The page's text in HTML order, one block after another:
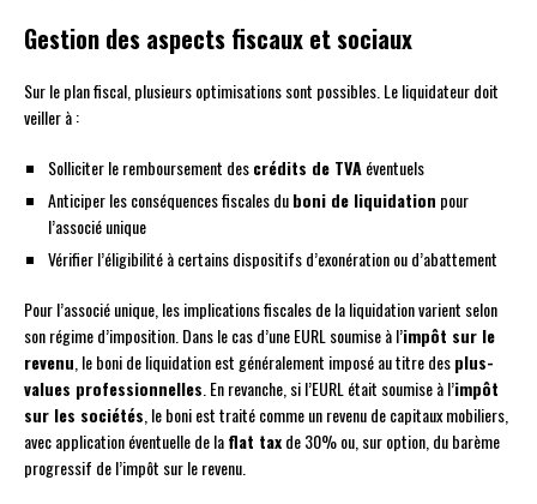
Gestion des aspects fiscaux et sociaux
Sur le plan fiscal, plusieurs optimisations sont possibles. Le liquidateur doit
veiller à :
Solliciter le remboursement descrédits de TVAéventuels
Anticiper les conséquences fiscales duboni de liquidation pour
l’associé unique
Vérifier l’éligibilité à certains dispositifs d’exonération ou d’abattement
Pour l’associé unique, les implications fiscales de la liquidation varient selon
son régime d’imposition. Dans le cas d’une EURL soumise à l’impôt sur le
revenu, le boni de liquidation est généralement imposé au titre desplus-
values professionnelles. En revanche, si l’EURL était soumise à l’impôt
sur les sociétés, le boni est traité comme un revenu de capitaux mobiliers,
avec application éventuelle de laflat taxde 30% ou, sur option, du barème
progressif de l’impôt sur le revenu.